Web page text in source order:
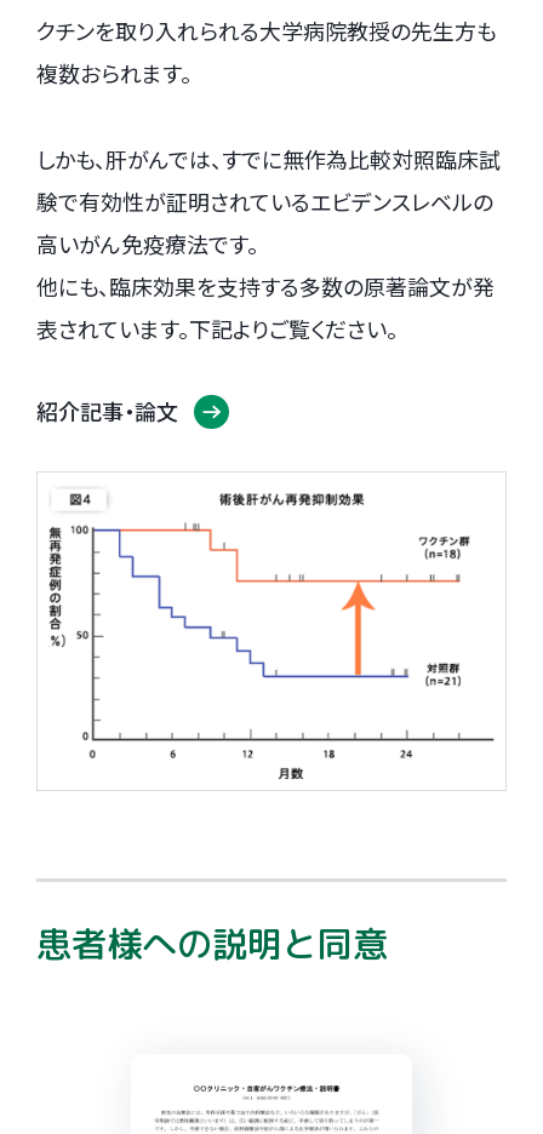
クチンを取り入れられる大学病院教授の先生方も
複数おられます。
しかも、肝がんでは、すでに無作為比較対照臨床試
験で有効性が証明されているエビデンスレベルの
高いがん免疫療法です。
他にも、臨床効果を支持する多数の原著論文が発
表されています。下記よりご覧ください。
紹介記事・論文
患者様への説明と同意